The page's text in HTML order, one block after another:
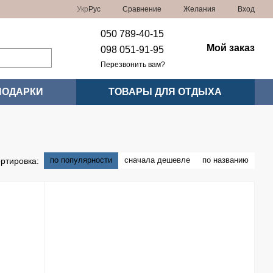
Укр Рус Сравнение Желания Вход
050 789-40-15
098 051-91-95
Перезвонить вам?
Мой заказ
ТОВАРЫ ДЛЯ ОТДЫХА
по популярности сначала дешевле по названию